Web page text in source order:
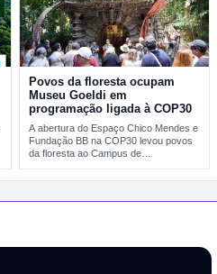
Povos da floresta ocupam
Museu Goeldi em
programação ligada à COP30
A abertura do Espaço Chico Mendes e
Fundação BB na COP30 levou povos
da floresta ao Campus de…